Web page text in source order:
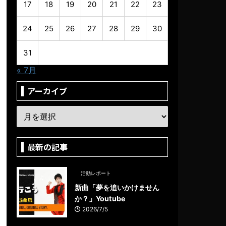
17 18 19 20 21 22 23
24 25 26 27 28 29 30
31
« 7月
アーカイブ
最新の記事
活動レポート
新曲「夢を追いかけません
か？」Youtube
2026/7/5